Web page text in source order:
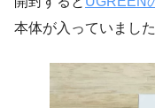
本体が入っていました